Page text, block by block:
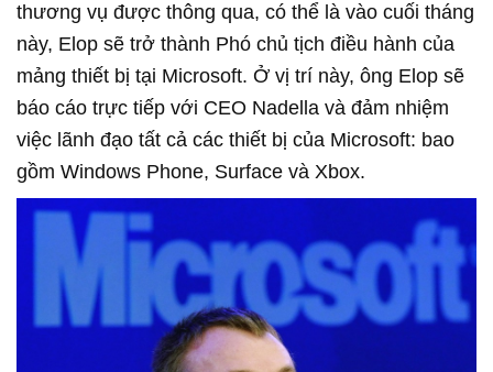
thương vụ được thông qua, có thể là vào cuối tháng
này, Elop sẽ trở thành Phó chủ tịch điều hành của
mảng thiết bị tại Microsoft. Ở vị trí này, ông Elop sẽ
báo cáo trực tiếp với CEO Nadella và đảm nhiệm
việc lãnh đạo tất cả các thiết bị của Microsoft: bao
gồm Windows Phone, Surface và Xbox.